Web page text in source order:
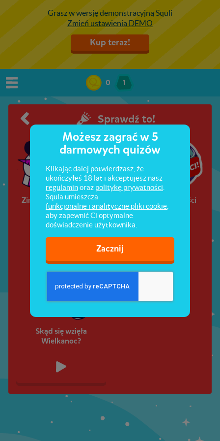
Grasz w wersję demonstracyjną Squli
Zmień ustawienia DEMO
Kup teraz!
0 1
Sprawdź to!
Zimowe quizy Nowości Wiadomości
Skąd się wzięła
Wielkanoc?
Możesz zagrać w 5
darmowych quizów
Klikając dalej potwierdzasz, że
ukończyłeś 18 lat i akceptujesz nasz
regulaminoraz politykę prywatności
Squla umieszcza
funkcjonalne i analityczne pliki cookie
aby zapewnić Ci optymalne
doświadczenie użytkownika.
Zacznij